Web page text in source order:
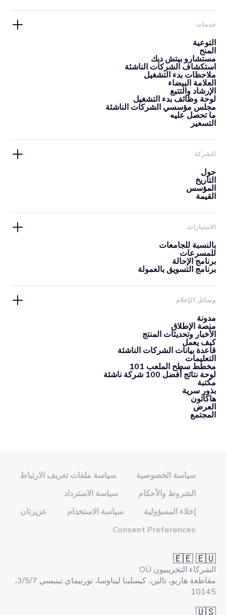
خدمات
التوعية
المنح
مستشارو بيتش ديك
استكشاف الشركات الناشئة
ملاحظات بدء التشغيل
العلامة البيضاء
الإرشاد والتتبع
لوحة وظائف بدء التشغيل
مجلس مؤسسي الشركات الناشئة
ما تحصل عليه
التسعير
الشركة
حول
التاريخ
المؤسس
القيمة
الامتيازات
بالنسبة للجامعات
للمسرعات
برنامج الإحالة
برنامج التسويق بالعمولة
وسائل الإعلام
مدونة
منصة الإطلاق
الأخبار وتحديثات المنتج
كيف يعمل
قاعدة بيانات الشركات الناشئة
التعليمات
مخطط سطح الملعب 101
لوحة نتائج أفضل 100 شركة ناشئة
مكتبة
بذور سرية
هاكاثون
العرض
المجتمع
سياسة الخصوصية
سياسة ملفات تعريف الارتباط
الشروط والأحكام
سياسة الاسترداد
إخلاء المسؤولية
سياسة الاستخدام
عزيزتان
Consent Preferences
🇪🇪 🇪🇺
الشركاء التخريبيون OÜ
مقاطعة هاريو، تالين، كيسلينا ليناوسا، تورنيماي تينيسي 3/5/7،
10145
🇺🇸